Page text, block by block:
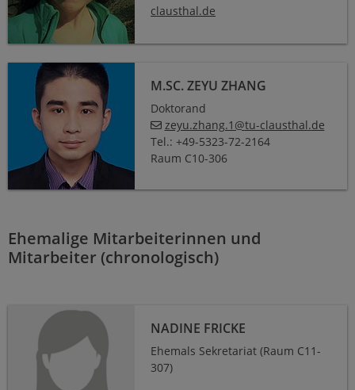
clausthal.de
M.Sc. Zeyu Zhang
M.SC. ZEYU ZHANG
Doktorand
zeyu.zhang.1 @tu-clausthal.de
Tel.: +49-5323-72-2164
Raum C10-306
Ehemalige Mitarbeiterinnen und
Mitarbeiter (chronologisch)
Nadine Fricke
NADINE FRICKE
Ehemals Sekretariat (Raum C11-
307)